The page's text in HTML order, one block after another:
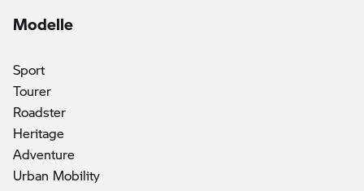
Modelle
Sport
Tourer
Roadster
Heritage
Adventure()
Urban Mobility